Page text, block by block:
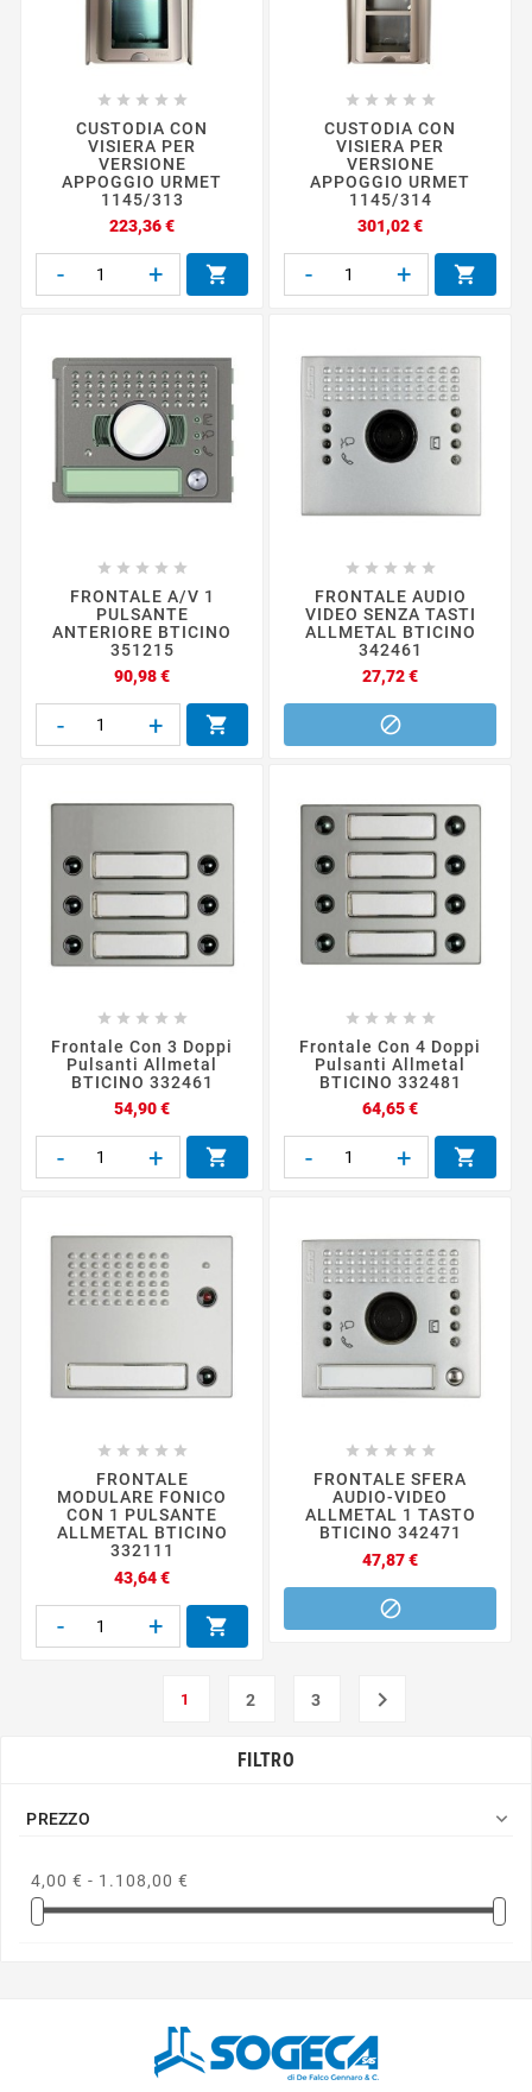
    
CUSTODIA CON
VISIERA PER
VERSIONE
APPOGGIO URMET
1145/313
223,36 €Prezzo
- + 
    
CUSTODIA CON
VISIERA PER
VERSIONE
APPOGGIO URMET
1145/314
301,02 €Prezzo
- + 
    
FRONTALE A/V 1
PULSANTE
ANTERIORE BTICINO
351215
90,98 €Prezzo
- + 
    
FRONTALE AUDIO
VIDEO SENZA TASTI
ALLMETAL BTICINO
342461
27,72 €Prezzo

    
Frontale Con 3 Doppi
Pulsanti Allmetal
BTICINO 332461
54,90 €Prezzo
- + 
    
Frontale Con 4 Doppi
Pulsanti Allmetal
BTICINO 332481
64,65 €Prezzo
- + 
    
FRONTALE
MODULARE FONICO
CON 1 PULSANTE
ALLMETAL BTICINO
332111
43,64 €Prezzo
- + 
    
FRONTALE SFERA
AUDIO-VIDEO
ALLMETAL 1 TASTO
BTICINO 342471
47,87 €Prezzo

1 2 3 
FILTRO
PREZZO 
4,00 € - 1.108,00 €